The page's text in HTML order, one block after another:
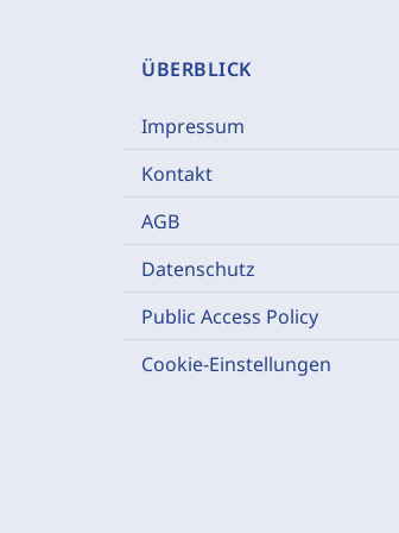
ÜBERBLICK
Impressum
Kontakt
AGB
Datenschutz
Public Access Policy
Cookie-Einstellungen